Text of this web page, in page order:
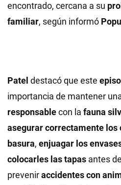
encontrado, cercana a su
familiar, según informó
Patel destacó que este
importancia de mantener
responsablecon la fauna
asegurar correctamente los
basura, enjuagar los
colocarles las tapas antes
preveniraccidentes con